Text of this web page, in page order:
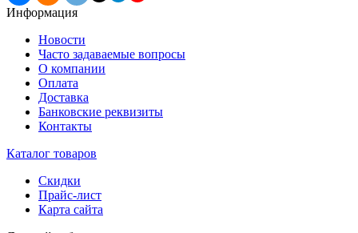
Информация
Новости
Часто задаваемые вопросы
О компании
Оплата
Доставка
Банковские реквизиты
Контакты
Каталог товаров
Скидки
Прайс-лист
Карта сайта